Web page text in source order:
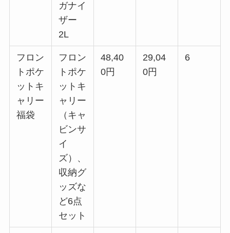
ガナイ
ザー
2L
フロン
トポケ
ットキ
ャリー
福袋
フロン
トポケ
ットキ
ャリー
（キャ
ビンサ
イ
ズ）、
収納グ
ッズな
ど6点
セット
48,40
0円
29,04
0円
6